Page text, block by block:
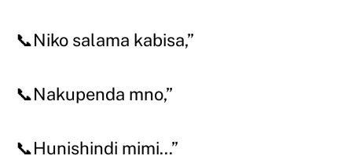
📞Niko salama kabisa,”
📞Nakupenda mno,”
📞Hunishindi mimi…”